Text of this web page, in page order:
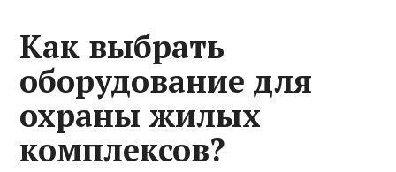
Как выбрать
оборудование для
охраны жилых
комплексов?